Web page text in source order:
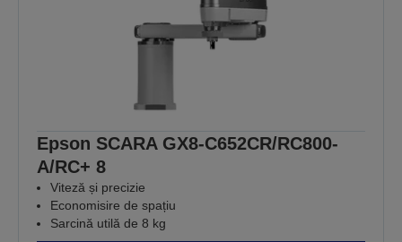
Epson SCARA GX8-C652CR/RC800-
A/RC+ 8
Viteză și precizie
Economisire de spațiu
Sarcină utilă de 8 kg